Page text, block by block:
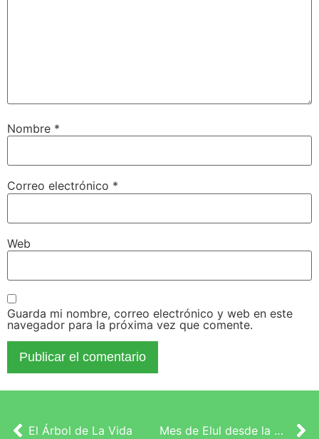
Nombre *
Correo electrónico *
Web
Guarda mi nombre, correo electrónico y web en este
navegador para la próxima vez que comente.
El Árbol de La Vida Mes de Elul desde la Cábala Evolutiva